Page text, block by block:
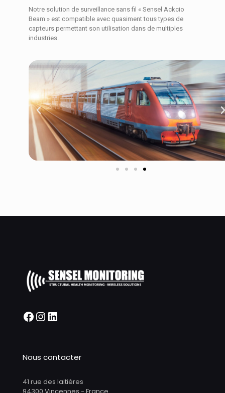
Notre solution de surveillance sans fil « Sensel Ackcio
Beam » est compatible avec quasiment tous types de
capteurs permettant son utilisation dans de multiples
industries.
Nous contacter
41 rue des laitières
94300 Vincennes - France